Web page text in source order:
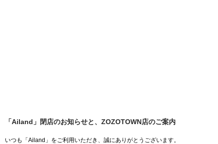
「Ailand」閉店のお知らせと、ZOZOTOWN店のご案内
いつも「Ailand」をご利用いただき、誠にありがとうございます。